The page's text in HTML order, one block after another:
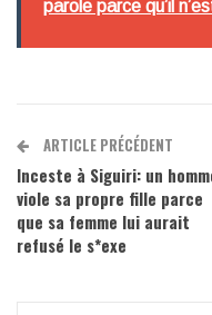
parole parce qu’il
ARTICLE PRÉCÉDENT
Inceste à Siguiri: un
viole sa propre fille parce
que sa femme lui aurait
refusé le s*exe